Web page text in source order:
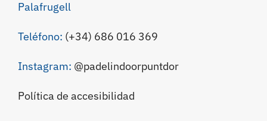
Palafrugell
Teléfono: (+34) 686 016 369
Instagram: @padelindoorpuntdor
Política de accesibilidad